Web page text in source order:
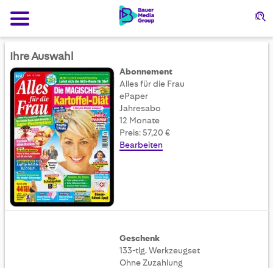
Ihre Auswahl
Abonnement
Alles für die Frau
ePaper
Jahresabo
12 Monate
Preis: 57,20 €
Bearbeiten
Geschenk
133-tlg. Werkzeugset
Ohne Zuzahlung